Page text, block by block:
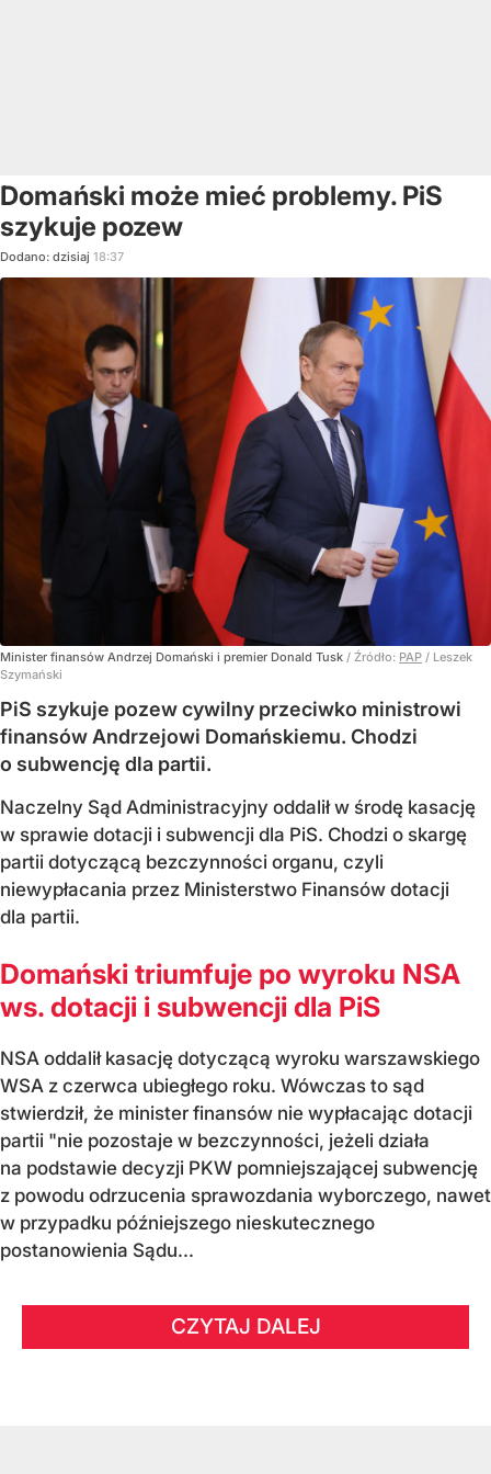
Domański może mieć problemy. PiS
szykuje pozew
Dodano: dzisiaj 18:37
Minister finansów Andrzej Domański i premier Donald Tusk / Źródło: PAP / Leszek
Szymański
PiS szykuje pozew cywilny przeciwko ministrowi
finansów Andrzejowi Domańskiemu. Chodzi
o subwencję dla partii.
Naczelny Sąd Administracyjny oddalił w środę kasację
w sprawie dotacji i subwencji dla PiS. Chodzi o skargę
partii dotyczącą bezczynności organu, czyli
niewypłacania przez Ministerstwo Finansów dotacji
dla partii.
Domański triumfuje po wyroku NSA
ws. dotacji i subwencji dla PiS
NSA oddalił kasację dotyczącą wyroku warszawskiego
WSA z czerwca ubiegłego roku. Wówczas to sąd
stwierdził, że minister finansów nie wypłacając dotacji
partii "nie pozostaje w bezczynności, jeżeli działa
na podstawie decyzji PKW pomniejszającej subwencję
z powodu odrzucenia sprawozdania wyborczego, nawet
w przypadku późniejszego nieskutecznego
postanowienia Sądu...
CZYTAJ DALEJ